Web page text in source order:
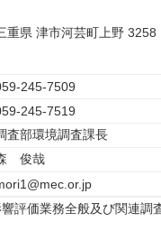
重県 津市河芸町上野 3258
245-7509
245-7519
査部環境調査課長
俊哉
評価業務全般及び関連調